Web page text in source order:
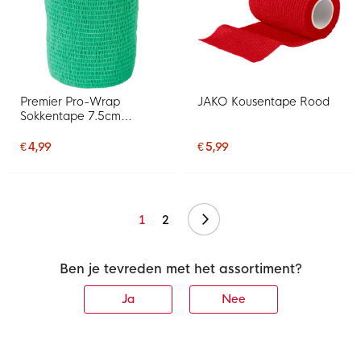
Premier Pro-Wrap
Sokkentape 7.5cm
€ 4,99
JAKO Kousentape Rood
€ 5,99
1 2 Volgende
Ben je tevreden met het assortiment?
Ja Nee